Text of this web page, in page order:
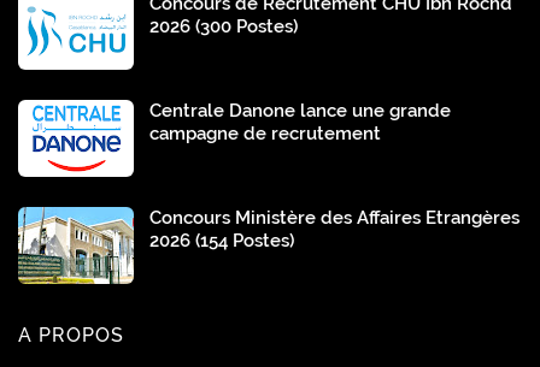
2026 (300 Postes)
Centrale Danone lance une grande
campagne de recrutement
Concours Ministère des Affaires Etrangères
2026 (154 Postes)
A PROPOS